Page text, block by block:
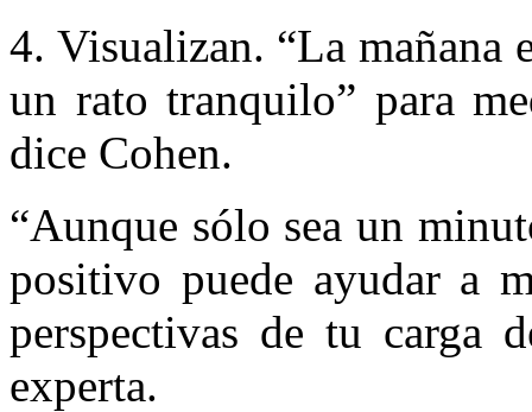
4. Visualizan. “La mañana
un rato tranquilo” para
dice Cohen.
“Aunque sólo sea un
positivo puede ayudar a
perspectivas de tu carga
experta.